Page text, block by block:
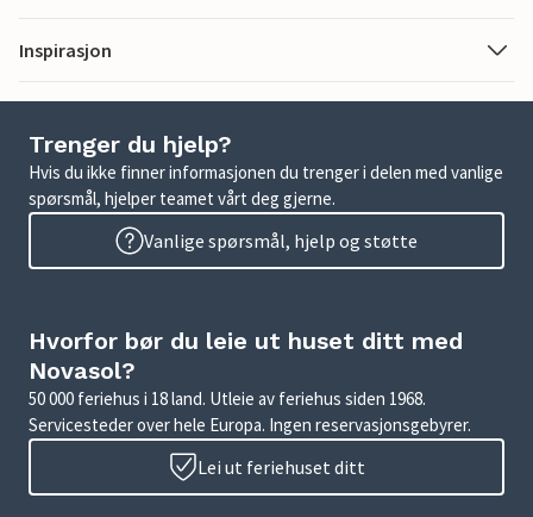
Inspirasjon
Trenger du hjelp?
Hvis du ikke finner informasjonen du trenger i delen med vanlige
spørsmål, hjelper teamet vårt deg gjerne.
Vanlige spørsmål, hjelp og støtte
Hvorfor bør du leie ut huset ditt med
Novasol?
50 000 feriehus i 18 land. Utleie av feriehus siden 1968.
Servicesteder over hele Europa. Ingen reservasjonsgebyrer.
Lei ut feriehuset ditt